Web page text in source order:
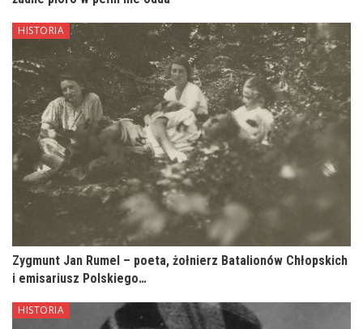
HISTORIA
Zygmunt Jan Rumel – poeta, żołnierz Batalionów Chłopskich
i emisariusz Polskiego…
HISTORIA